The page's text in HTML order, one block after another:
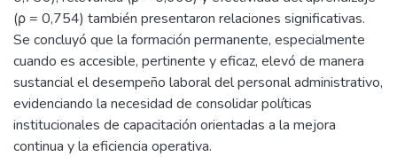
(ρ = 0,754) también presentaron relaciones significativas.
Se concluyó que la formación permanente, especialmente
cuando es accesible, pertinente y eficaz, elevó de manera
sustancial el desempeño laboral del personal administrativo,
evidenciando la necesidad de consolidar políticas
institucionales de capacitación orientadas a la mejora
continua y la eficiencia operativa.